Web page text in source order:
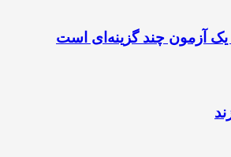
يک آزمون چند گزينه‌ای است